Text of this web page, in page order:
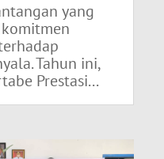
yang
Tahun ini,
Prestasi...